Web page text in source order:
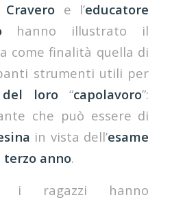
e l’educatore
hanno illustrato il
come finalità quella di
strumenti utili per
del loro “capolavoro”:
che può essere di
in vista dell’esame
anno.
i ragazzi hanno